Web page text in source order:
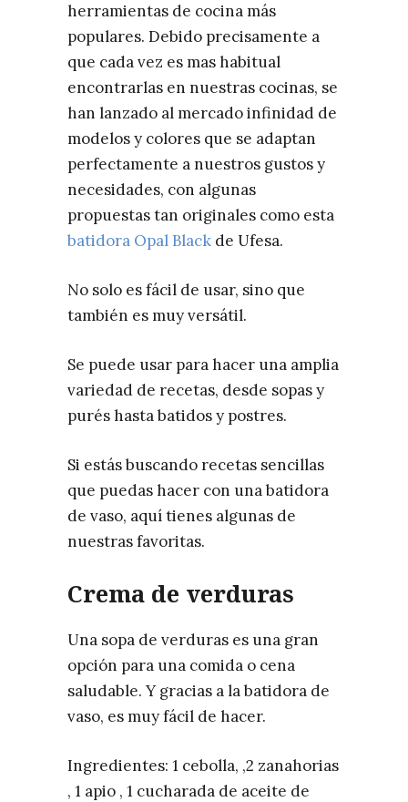
herramientas de cocina más
populares. Debido precisamente a
que cada vez es mas habitual
encontrarlas en nuestras cocinas, se
han lanzado al mercado infinidad de
modelos y colores que se adaptan
perfectamente a nuestros gustos y
necesidades, con algunas
propuestas tan originales como esta
batidora Opal Black de Ufesa.
No solo es fácil de usar, sino que
también es muy versátil.
Se puede usar para hacer una amplia
variedad de recetas, desde sopas y
purés hasta batidos y postres.
Si estás buscando recetas sencillas
que puedas hacer con una batidora
de vaso, aquí tienes algunas de
nuestras favoritas.
Crema de verduras
Una sopa de verduras es una gran
opción para una comida o cena
saludable. Y gracias a la batidora de
vaso, es muy fácil de hacer.
Ingredientes: 1 cebolla, ,2 zanahorias
, 1 apio , 1 cucharada de aceite de